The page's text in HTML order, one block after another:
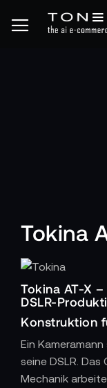
Tokina
Tokina AT-X
DSLR-
Konstruktion
Ein
seine DSLR.
Mechanik